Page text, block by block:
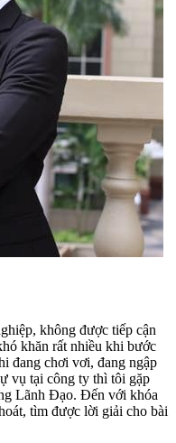
không được tiếp cận
khăn rất nhiều khi bước
đang chơi vơi, đang ngập
vụ tại công ty thì tôi gặp
Lãnh Đạo. Đến với khóa
tìm được lời giải cho bài